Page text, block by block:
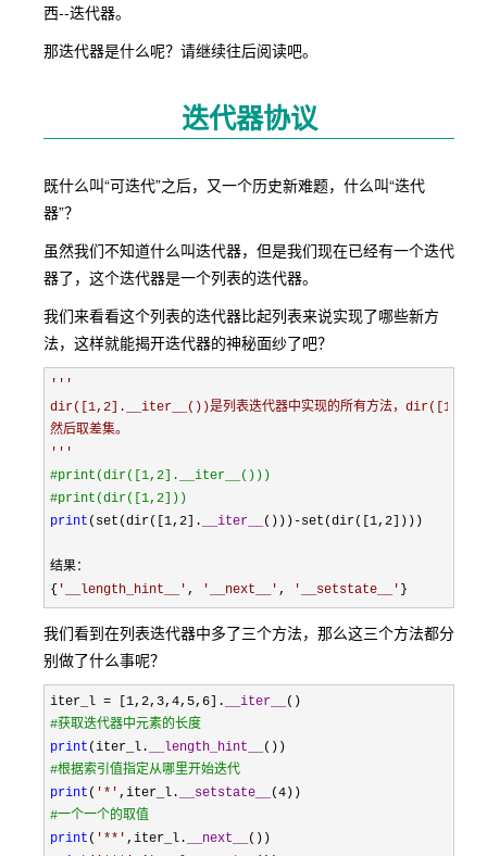
西--迭代器。
那迭代器是什么呢？请继续往后阅读吧。
迭代器协议
既什么叫“可迭代”之后，又一个历史新难题，什么叫“迭代
器”？
虽然我们不知道什么叫迭代器，但是我们现在已经有一个迭代
器了，这个迭代器是一个列表的迭代器。
我们来看看这个列表的迭代器比起列表来说实现了哪些新方
法，这样就能揭开迭代器的神秘面纱了吧？
'''
dir([1,2].__iter__())是列表迭代器中实现的所有方法，dir([1,2])是列
'''
#print(dir([1,2].__iter__()))
#print(dir([1,2]))
print (set(dir([1,2]. __iter__ ()))-set(dir([1,2])))
结果：
{ ' __length_hint__ ' , ' __next__ ' , ' __setstate__ ' }
我们看到在列表迭代器中多了三个方法，那么这三个方法都分
别做了什么事呢？
iter_l = [1,2,3,4,5,6]. __iter__
#获取迭代器中元素的长度
print (iter_l. __length_hint__
#根据索引值指定从哪里开始迭代
print ( ' * ' ,iter_l. __setstate__ (4
#一个一个的取值
print ( ' ** ' ,iter_l. __next__